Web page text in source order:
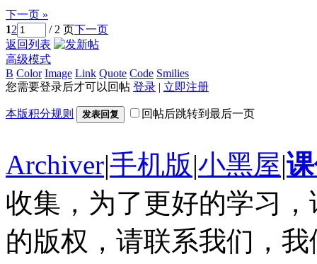
下一页 »
12 / 2 页下一页
返回列表
高级模式
B Color Image Link Quote Code Smilies
您需要登录后才可以回帖 登录 | 立即注册
本版积分规则 发表回复 回帖后跳转到最后一页
Archiver|手机版|小黑屋|
收集，为了更好的学习
的版权，请联系我们，